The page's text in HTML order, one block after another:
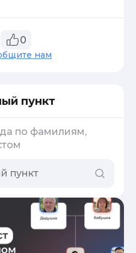
0
нам
пункт
по фамилиям,